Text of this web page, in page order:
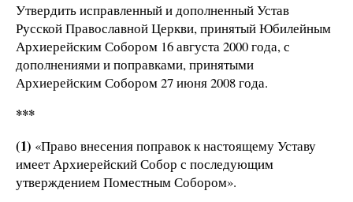
Утвердить исправленный и дополненный Устав
Русской Православной Церкви, принятый Юбилейным
Архиерейским Собором 16 августа 2000 года, с
дополнениями и поправками, принятыми
Архиерейским Собором 27 июня 2008 года.
***
(1) «Право внесения поправок к настоящему Уставу
имеет Архиерейский Собор с последующим
утверждением Поместным Собором».